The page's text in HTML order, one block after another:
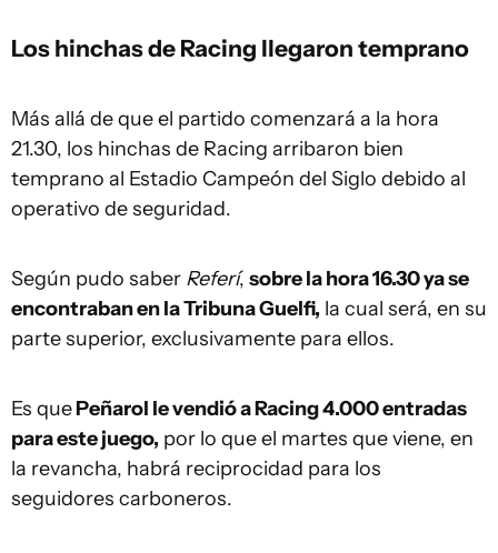
Los hinchas de Racing llegaron temprano
Más allá de que el partido comenzará a la hora
21.30, los hinchas de Racing arribaron bien
temprano al Estadio Campeón del Siglo debido al
operativo de seguridad.
Según pudo saber Referí, sobre la hora 16.30 ya se
encontraban en la Tribuna Guelfi, la cual será, en su
parte superior, exclusivamente para ellos.
Es quePeñarol le vendió a Racing 4.000 entradas
para este juego, por lo que el martes que viene, en
la revancha, habrá reciprocidad para los
seguidores carboneros.